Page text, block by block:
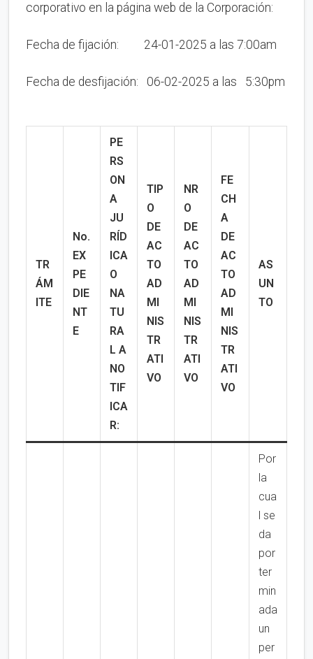
corporativo en la página web de la Corporación:
Fecha de fijación: 24-01-2025 a las 7:00am
Fecha de desfijación: 06-02-2025 a las 5:30pm
TR
ÁM
ITE
No.
EX
PE
DIE
NT
E
PE
RS
ON
A
JU
RÍD
ICA
O
NA
TU
RA
L A
NO
TIF
ICA
R:
TIP
O
DE
AC
TO
AD
MI
NIS
TR
ATI
VO
NR
O
DE
AC
TO
AD
MI
NIS
TR
ATI
VO
FE
CH
A
DE
AC
TO
AD
MI
NIS
TR
ATI
VO
AS
UN
TO
Por
la
cua
l se
da
por
ter
min
ada
un
per